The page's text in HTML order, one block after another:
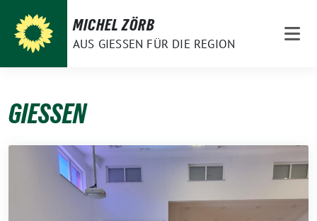
zum
Inhalt
MICHEL ZÖRB
AUS GIESSEN FÜR DIE REGION
GIESSEN